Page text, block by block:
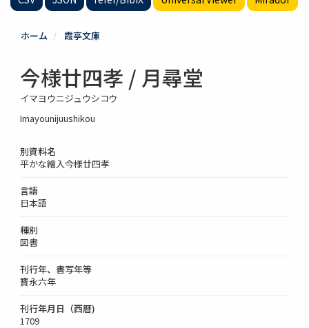
ホーム 霞亭文庫
今様廿四孝 / 月尋堂
イマヨウニジュウシコウ
Imayounijuushikou
別資料名
平かな繪入今様廿四孝
言語
日本語
種別
図書
刊行年、書写年等
寶永六年
刊行年月日（西暦)
1709